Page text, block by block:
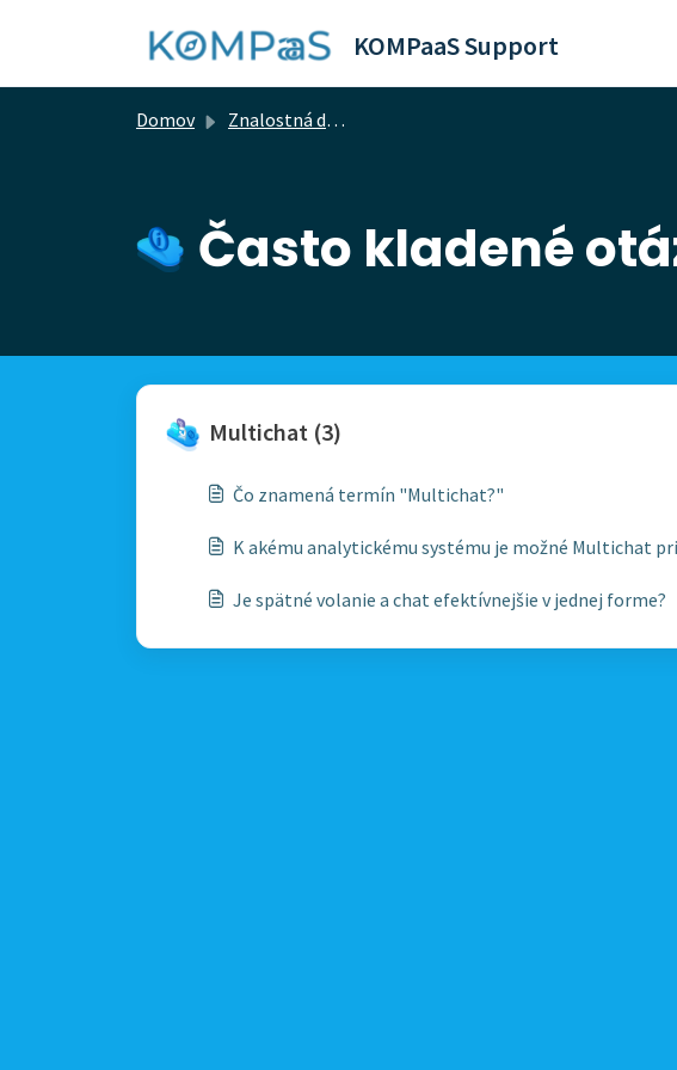
KOMPaaS Support
Domov Znalostná databáza
Často kladené
Multichat (3)
Čo znamená termín "Multichat?"
K akému analytickému systému je možné Multichat
Je spätné volanie a chat efektívnejšie v jednej forme?